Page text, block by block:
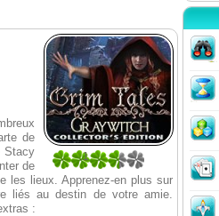
1
1
de
Stacy
de
les lieux. Apprenez-en plus sur
liés au destin de votre amie.
: